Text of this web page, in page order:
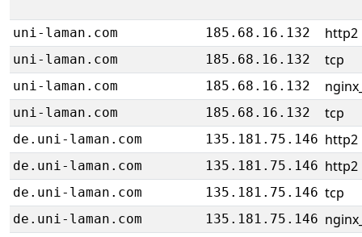
uni-laman.com 185.68.16.132 http2
uni-laman.com 185.68.16.132 tcp
uni-laman.com 185.68.16.132
uni-laman.com 185.68.16.132 tcp
de.uni-laman.com 135.181.75.146 http2
de.uni-laman.com 135.181.75.146 http2
de.uni-laman.com 135.181.75.146 tcp
de.uni-laman.com 135.181.75.146